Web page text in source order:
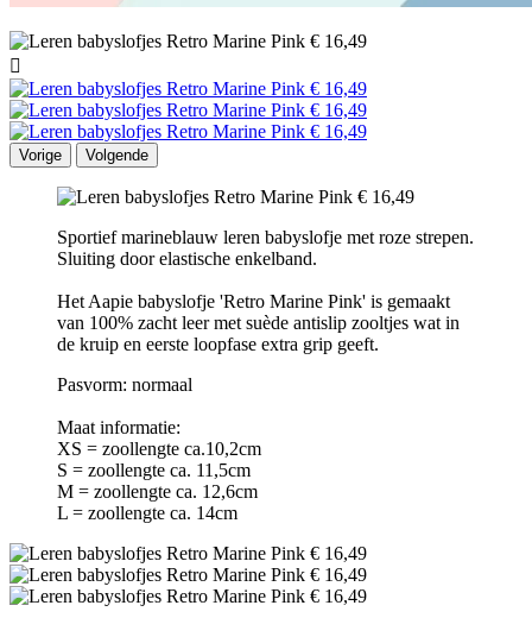

Vorige Volgende
Sportief marineblauw leren babyslofje met roze strepen.
Sluiting door elastische enkelband.
Het Aapie babyslofje 'Retro Marine Pink' is gemaakt
van 100% zacht leer met suède antislip zooltjes wat in
de kruip en eerste loopfase extra grip geeft.
Pasvorm: normaal
Maat informatie:
XS = zoollengte ca.10,2cm
S = zoollengte ca. 11,5cm
M = zoollengte ca. 12,6cm
L = zoollengte ca. 14cm